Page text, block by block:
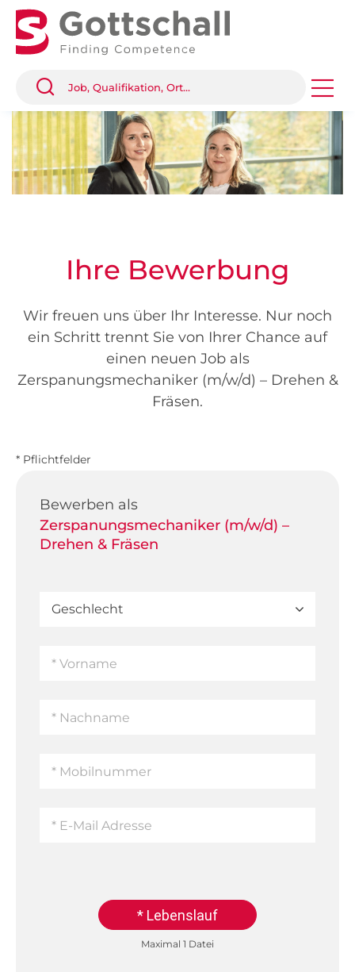
Ihre Bewerbung
Wir freuen uns über Ihr Interesse. Nur noch
ein Schritt trennt Sie von Ihrer Chance auf
einen neuen Job als
Zerspanungsmechaniker (m/w/d) – Drehen &
Fräsen.
* Pflichtfelder
Bewerben als
Zerspanungsmechaniker (m/w/d) –
Drehen & Fräsen
* Lebenslauf
Maximal 1 Datei